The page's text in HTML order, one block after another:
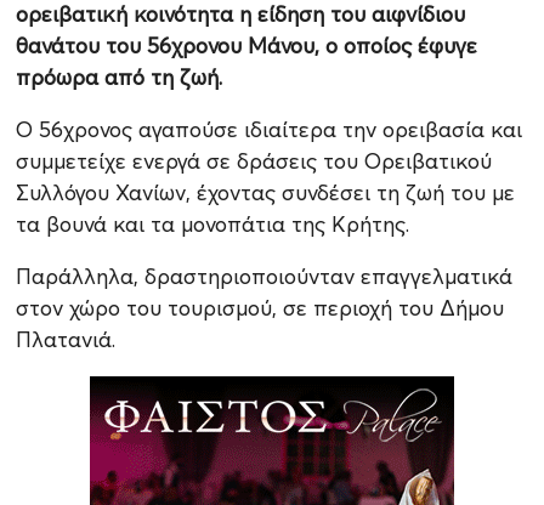
ορειβατική κοινότητα η είδηση του αιφνίδιου
θανάτου του 56χρονου Μάνου, ο οποίος έφυγε
πρόωρα από τη ζωή.
Ο 56χρονος αγαπούσε ιδιαίτερα την ορειβασία και
συμμετείχε ενεργά σε δράσεις του Ορειβατικού
Συλλόγου Χανίων, έχοντας συνδέσει τη ζωή του με
τα βουνά και τα μονοπάτια της Κρήτης.
Παράλληλα, δραστηριοποιούνταν επαγγελματικά
στον χώρο του τουρισμού, σε περιοχή του Δήμου
Πλατανιά.